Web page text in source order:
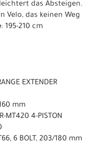
das Absteigen.
Velo, das keinen Weg
: 195-210 cm
EXTENDER
mm
MT420 4-PISTON
6 BOLT, 203/180 mm